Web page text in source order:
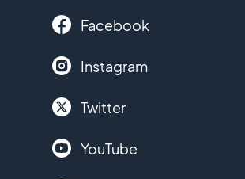
Facebook
Instagram
Twitter
YouTube